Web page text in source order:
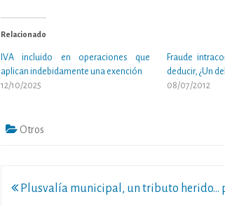
Relacionado
IVA incluido en operaciones que
aplican indebidamente una exención
12/10/2025
Fraude
deducir, ¿Un
08/07/2012
Otros
Navegación
Plusvalía municipal, un tributo herido…